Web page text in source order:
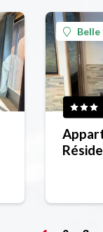
Belle